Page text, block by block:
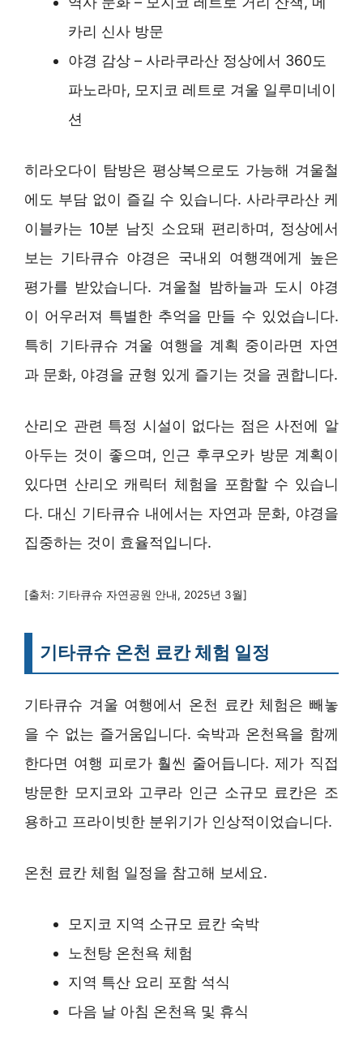
카리 신사 방문
야경 감상 – 사라쿠라산 정상에서 360도
파노라마, 모지코 레트로 겨울 일루미네이
션
히라오다이 탐방은 평상복으로도 가능해 겨울철
에도 부담 없이 즐길 수 있습니다. 사라쿠라산 케
이블카는 10분 남짓 소요돼 편리하며, 정상에서
보는 기타큐슈 야경은 국내외 여행객에게 높은
평가를 받았습니다. 겨울철 밤하늘과 도시 야경
이 어우러져 특별한 추억을 만들 수 있었습니다.
특히 기타큐슈 겨울 여행을 계획 중이라면 자연
과 문화, 야경을 균형 있게 즐기는 것을 권합니다.
산리오 관련 특정 시설이 없다는 점은 사전에 알
아두는 것이 좋으며, 인근 후쿠오카 방문 계획이
있다면 산리오 캐릭터 체험을 포함할 수 있습니
다. 대신 기타큐슈 내에서는 자연과 문화, 야경을
집중하는 것이 효율적입니다.
[출처: 기타큐슈 자연공원 안내, 2025년 3월]
기타큐슈 온천 료칸 체험 일정
기타큐슈 겨울 여행에서 온천 료칸 체험은 빼놓
을 수 없는 즐거움입니다. 숙박과 온천욕을 함께
한다면 여행 피로가 훨씬 줄어듭니다. 제가 직접
방문한 모지코와 고쿠라 인근 소규모 료칸은 조
용하고 프라이빗한 분위기가 인상적이었습니다.
온천 료칸 체험 일정을 참고해 보세요.
모지코 지역 소규모 료칸 숙박
노천탕 온천욕 체험
지역 특산 요리 포함 석식
다음 날 아침 온천욕 및 휴식